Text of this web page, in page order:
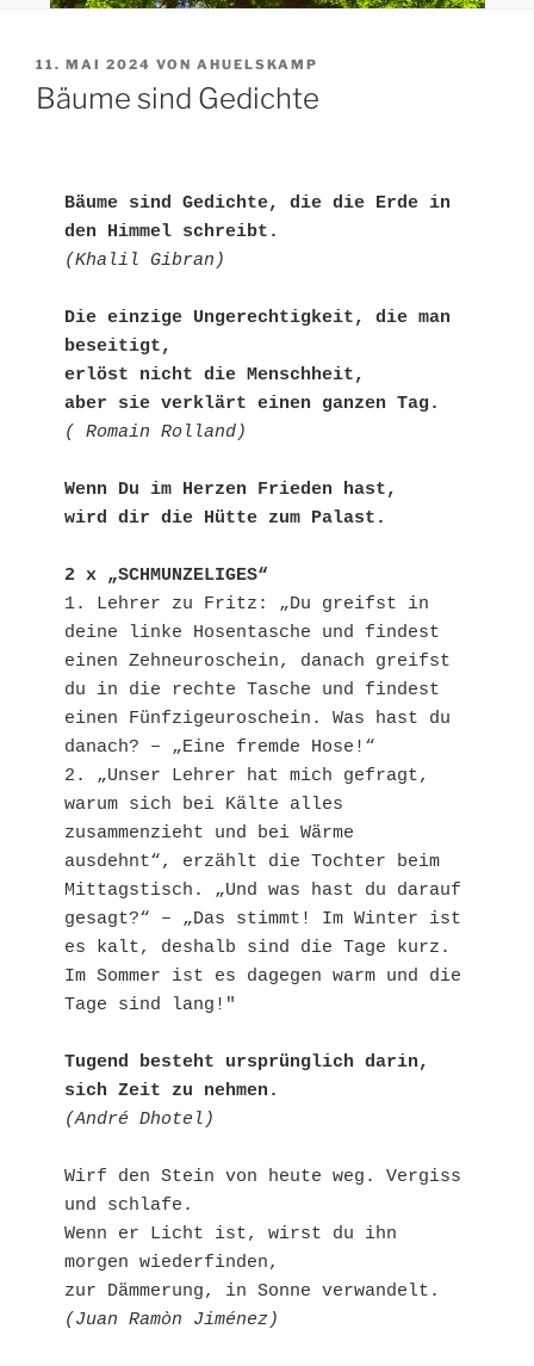
VERÖFFENTLICHT
AM
11. MAI 2024 VON AHUELSKAMP
Bäume sind Gedichte
Bäume sind Gedichte, die die Erde in
den Himmel schreibt.
(Khalil Gibran)
Die einzige Ungerechtigkeit, die man
beseitigt,
erlöst nicht die Menschheit,
aber sie verklärt einen ganzen Tag.
( Romain Rolland)
Wenn Du im Herzen Frieden hast,
wird dir die Hütte zum Palast.
2 x „SCHMUNZELIGES“
1. Lehrer zu Fritz: „Du greifst in
deine linke Hosentasche und findest
einen Zehneuroschein, danach greifst
du in die rechte Tasche und findest
einen Fünfzigeuroschein. Was hast du
danach? – „Eine fremde Hose!“
2. „Unser Lehrer hat mich gefragt,
warum sich bei Kälte alles
zusammenzieht und bei Wärme
ausdehnt“, erzählt die Tochter beim
Mittagstisch. „Und was hast du darauf
gesagt?“ – „Das stimmt! Im Winter ist
es kalt, deshalb sind die Tage kurz.
Im Sommer ist es dagegen warm und die
Tage sind lang!"
Tugend besteht ursprünglich darin,
sich Zeit zu nehmen.
(André Dhotel)
Wirf den Stein von heute weg. Vergiss
und schlafe.
Wenn er Licht ist, wirst du ihn
morgen wiederfinden,
zur Dämmerung, in Sonne verwandelt.
(Juan Ramòn Jiménez)